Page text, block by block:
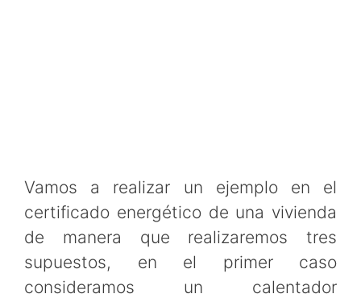
Vamos a realizar un ejemplo en el
certificado energético de una vivienda
de manera que realizaremos tres
supuestos, en el primer caso
consideramos un calentador